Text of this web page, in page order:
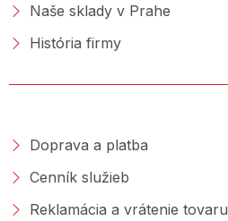
Naše sklady v Prahe
História firmy
Doprava a platba
Cenník služieb
Reklamácia a vrátenie tovaru